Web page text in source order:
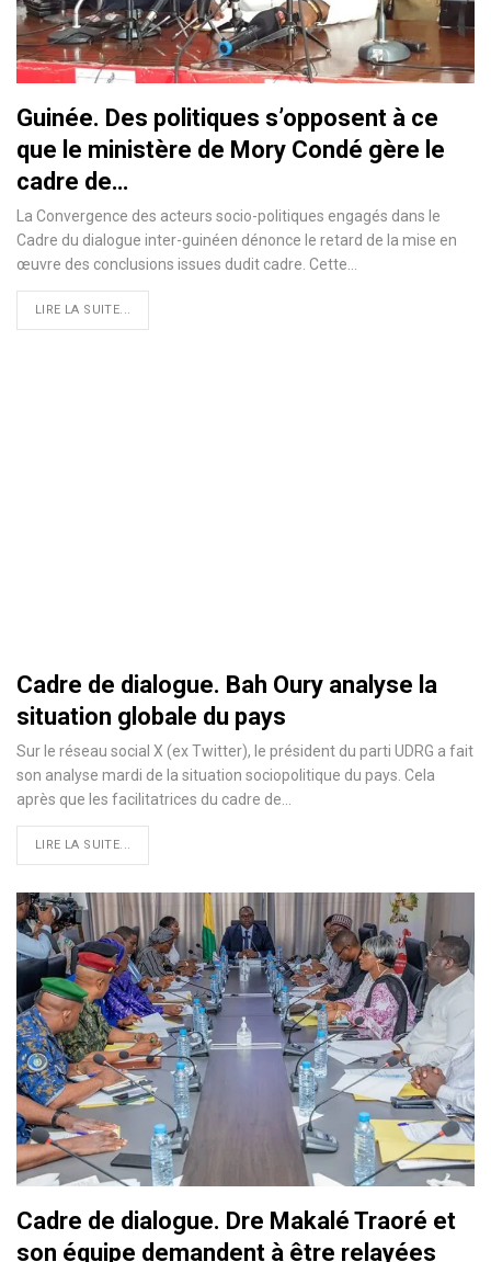
Guinée. Des politiques s’opposent à ce
que le ministère de Mory Condé gère le
cadre de…
La Convergence des acteurs socio-politiques engagés dans le
Cadre du dialogue inter-guinéen dénonce le retard de la mise en
œuvre des conclusions issues dudit cadre. Cette…
LIRE LA SUITE...
Cadre de dialogue. Bah Oury analyse la
situation globale du pays
Sur le réseau social X (ex Twitter), le président du parti UDRG a fait
son analyse mardi de la situation sociopolitique du pays. Cela
après que les facilitatrices du cadre de…
LIRE LA SUITE...
Cadre de dialogue. Dre Makalé Traoré et
son équipe demandent à être relayées